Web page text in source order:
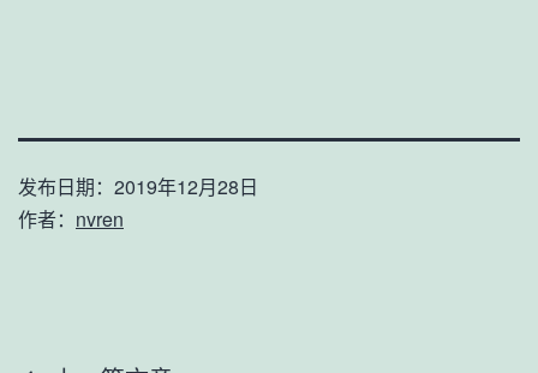
发布日期： 2019年12月28日
作者： nvren